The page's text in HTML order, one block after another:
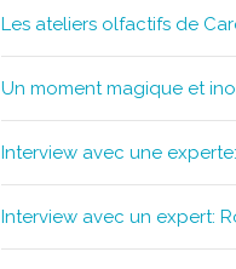
Les ateliers olfactifs de
Un moment magique et
Interview avec une
Interview avec un expert: